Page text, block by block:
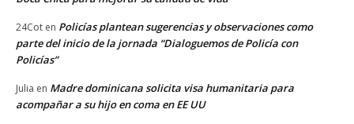
24Cot en Policías plantean sugerencias y observaciones como
parte del inicio de la jornada “Dialoguemos de Policía con
Policías”
Julia en Madre dominicana solicita visa humanitaria para
acompañar a su hijo en coma en EE UU